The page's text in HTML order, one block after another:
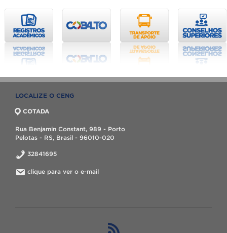
LOCALIZE O CENG
COTADA
Rua Benjamin Constant, 989 - Porto
Pelotas - RS, Brasil - 96010-020
32841695
clique para ver o e-mail